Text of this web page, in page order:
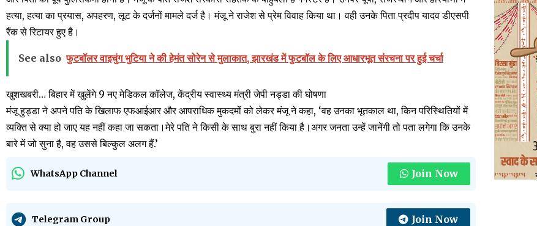
हत्या, हत्या का प्रयास, अपहरण, लूट के दर्जनों मामले दर्ज है। मंजू ने राजेश से प्रेम विवाह किया था। वही उनके पिता प्रदीप यादव डीएसपी
रैंक से रिटायर हुए है।
See also फुटबॉलर वाइचुंग भुटिया ने की हेमंत सोरेन से मुलाकात, झारखंड में फुटबॉल के लिए आधारभूत संंरचना पर हुई चर्चा
खुशखबरी… बिहार में खुलेंगे 9 नए मेडिकल कॉलेज, केंद्रीय स्वास्थ्य मंत्री जेपी नड्डा की घोषणा
मंजू हुड्डा ने अपने पति के खिलाफ एफआईआर और आपराधिक मुकदमों को लेकर मंजू ने कहा, ‘वह उनका भूतकाल था, किन परिस्थितियों में
व्यक्ति से क्या हो जाए यह नहीं कहा जा सकता।मेरे पति ने किसी के साथ बुरा नहीं किया है।अगर जनता उन्हें जानेंगी तो पता लगेगा कि उनके
बारे में जो सुना है, वह उससे बिल्कुल अलग हैं.’
WhatsApp Channel Join Now
Telegram Group Join Now